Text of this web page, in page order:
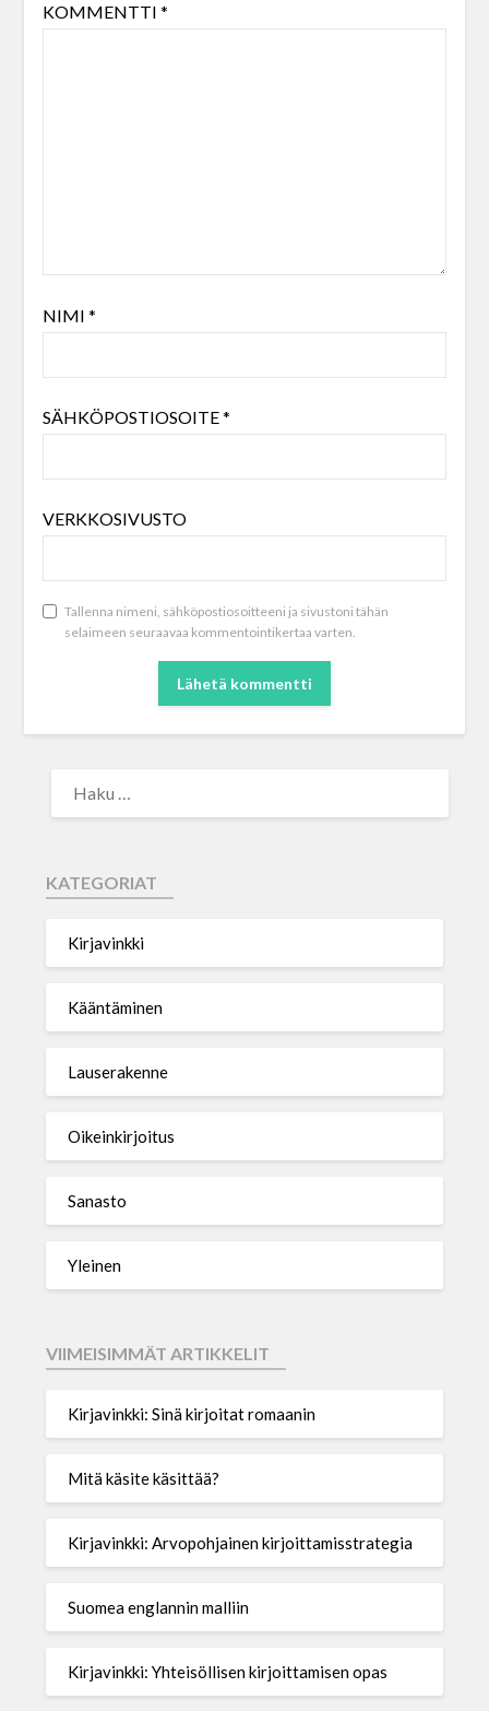
KOMMENTTI *
NIMI *
SÄHKÖPOSTIOSOITE*
VERKKOSIVUSTO
Tallenna nimeni, sähköpostiosoitteeni ja sivustoni tähän
selaimeen seuraavaa kommentointikertaa varten.
KATEGORIAT
Kirjavinkki
Kääntäminen
Lauserakenne
Oikeinkirjoitus
Sanasto
Yleinen
VIIMEISIMMÄT ARTIKKELIT
Kirjavinkki: Sinä kirjoitat romaanin
Mitä käsite käsittää?
Kirjavinkki: Arvopohjainen kirjoittamisstrategia
Suomea englannin malliin
Kirjavinkki: Yhteisöllisen kirjoittamisen opas